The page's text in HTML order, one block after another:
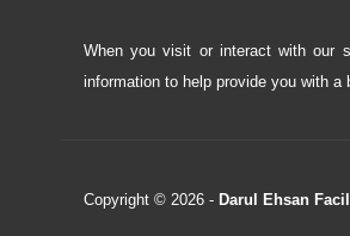
When you visit or interact with our
information to help provide you with
Copyright © 2026 - Darul Ehsan